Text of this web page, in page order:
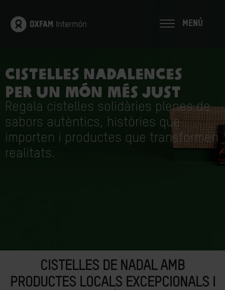
MENÚ
CISTELLES NADALENCES
PER UN MÓN MÉS JUST
Regala cistelles solidàries plenes de
sabors autèntics, històries que
importen i productes que transformen
realitats.
CISTELLES DE NADAL AMB
PRODUCTES LOCALS EXCEPCIONALS I